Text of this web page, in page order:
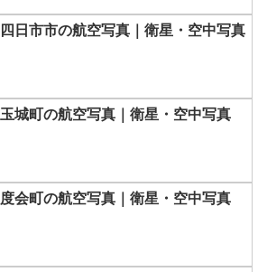
四日市市の航空写真｜衛星・空中写真
玉城町の航空写真｜衛星・空中写真
度会町の航空写真｜衛星・空中写真